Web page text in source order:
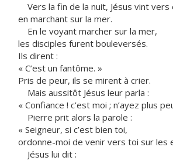
Vers la fin de la nuit, Jésus vint vers
en marchant sur la mer.
En le voyant marcher sur la mer,
les disciples furent bouleversés.
Ils dirent :
« C’est un fantôme. »
Pris de peur, ils se mirent à crier.
Mais aussitôt Jésus leur parla :
« Confiance ! c’est moi ; n’ayez plus
Pierre prit alors la parole :
« Seigneur, si c’est bien toi,
ordonne-moi de venir vers toi sur les
Jésus lui dit :